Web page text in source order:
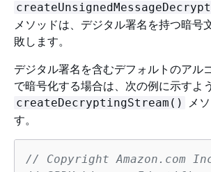
メソッドは、デジタル署名を持つ暗号
敗します。
デジタル署名を含むデフォルトのアル
で暗号化する場合は、次の例に示すよ
createDecryptingStream()
メ
す。
// Copyright